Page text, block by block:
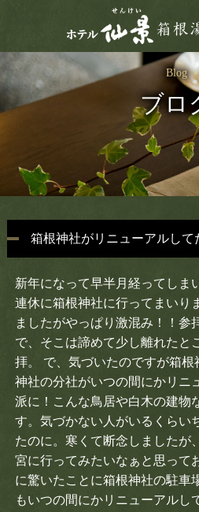
ホテル仙景TOP
お部屋
お料理
館内施設
周辺観光
アクセス
Blog
ブロ
箱根神社がリニューアルして
新年になって早半月経ってしま
連休に箱根神社に行ってまいり
ましたがやっぱり激混み！！参
で、そこは諦めて少し離れたと
拝。 で、気づいたのですが箱根
神社の分社がいつの間にかリニ
派に！こんな鳥居や白木の建物
す。気づかない人がいるくらい
たのに。寒くて断念しましたが
宮に行ってみたいなぁと思って
に驚いたことに箱根神社の駐車
もいつの間にかリニューアルし